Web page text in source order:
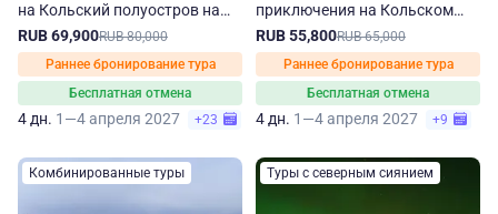
на Кольский полуостров на
зиму-весну
RUB 69,900RUB 80,000
Раннее бронирование тура
Бесплатная отмена
4 дн. 1—4 апреля 2027 +23
приключения на Кольском
полуострове
RUB 55,800RUB 65,000
Раннее бронирование тура
Бесплатная отмена
4 дн. 1—4 апреля 2027 +9
Комбинированные туры Туры с северным сиянием